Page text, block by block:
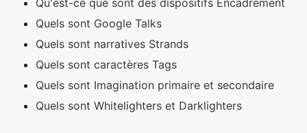
Qu'est-ce que sont des dispositifs Encadrement
Quels sont Google Talks
Quels sont narratives Strands
Quels sont caractères Tags
Quels sont Imagination primaire et secondaire
Quels sont Whitelighters et Darklighters